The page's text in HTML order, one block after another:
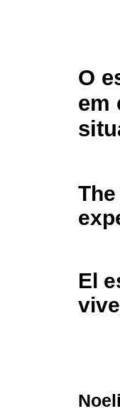
O
em
El